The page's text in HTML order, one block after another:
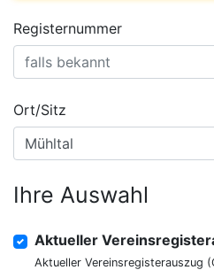
Registernummer
Ort/Sitz
Ihre Auswahl
Aktueller
Aktueller Vereinsregisterauszug